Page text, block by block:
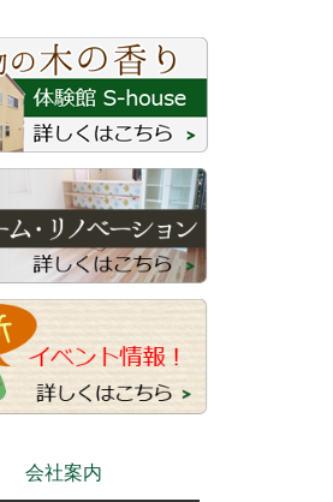
会社案内